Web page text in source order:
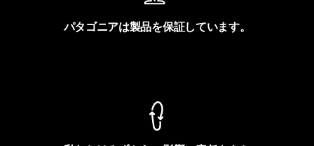
パタゴニアは製品を保証しています。